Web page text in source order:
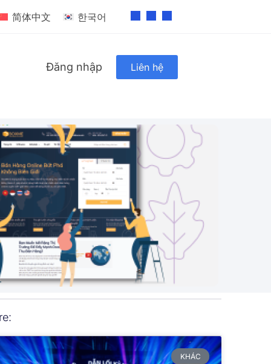
简体中文 한국어
Đăng nhập Liên hệ
KHÁC